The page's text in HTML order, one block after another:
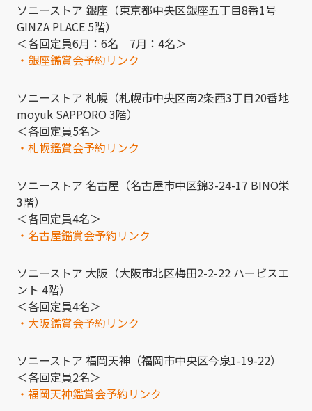
ソニーストア 銀座（東京都中央区銀座五丁目8番1号
GINZA PLACE 5階）
＜各回定員6月：6名 7月：4名＞
・銀座鑑賞会予約リンク
ソニーストア 札幌（札幌市中央区南2条西3丁目20番地
moyuk SAPPORO 3階）
＜各回定員5名＞
・札幌鑑賞会予約リンク
ソニーストア 名古屋（名古屋市中区錦3-24-17 BINO栄
3階）
＜各回定員4名＞
・名古屋鑑賞会予約リンク
ソニーストア 大阪（大阪市北区梅田2-2-22 ハービスエ
ント 4階）
＜各回定員4名＞
・大阪鑑賞会予約リンク
ソニーストア 福岡天神（福岡市中央区今泉1-19-22）
＜各回定員2名＞
・福岡天神鑑賞会予約リンク